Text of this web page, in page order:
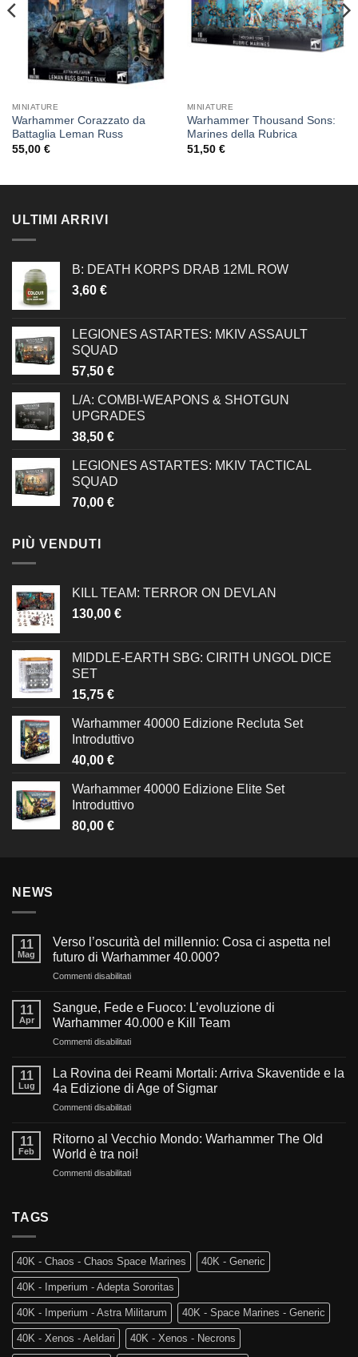
MINIATURE
Warhammer Corazzato da
Battaglia Leman Russ
55,00 €
MINIATURE
Warhammer Thousand Sons:
Marines della Rubrica
51,50 €
ULTIMI ARRIVI
B: DEATH KORPS DRAB 12ML ROW
3,60 €
LEGIONES ASTARTES: MKIV ASSAULT
SQUAD
57,50 €
L/A: COMBI-WEAPONS & SHOTGUN
UPGRADES
38,50 €
LEGIONES ASTARTES: MKIV TACTICAL
SQUAD
70,00 €
PIÙ VENDUTI
KILL TEAM: TERROR ON DEVLAN
130,00 €
MIDDLE-EARTH SBG: CIRITH UNGOL DICE
SET
15,75 €
Warhammer 40000 Edizione Recluta Set
Introduttivo
40,00 €
Warhammer 40000 Edizione Elite Set
Introduttivo
80,00 €
NEWS
11
Mag
Verso l’oscurità del millennio: Cosa ci aspetta nel
futuro di Warhammer 40.000?
Commenti disabilitatisu
l’oscurità
del
millennio:
Cosa
aspetta
nel
futuro
di
40.000?
11
Apr
Sangue, Fede e Fuoco: L’evoluzione di
Warhammer 40.000 e Kill Team
Commenti disabilitatisu
Fede
e
Fuoco:
L’evoluzione
Warhammer
40.000
Kill
11
Lug
La Rovina dei Reami Mortali: Arriva Skaventide e la
4a Edizione di Age of Sigmar
Commenti disabilitatisu
Rovina
dei
Reami
Mortali:
Edizione
di
Age
of
Sigmar
11
Feb
Ritorno al Vecchio Mondo: Warhammer The Old
World è tra noi!
Commenti disabilitatisu
The
Old
World
tra
noi!
TAGS
40K - Chaos - Chaos Space Marines 40K - Generic
40K - Imperium - Adepta Sororitas
40K - Imperium - Astra Militarum 40K - Space Marines - Generic
40K - Xenos - Aeldari 40K - Xenos - Necrons